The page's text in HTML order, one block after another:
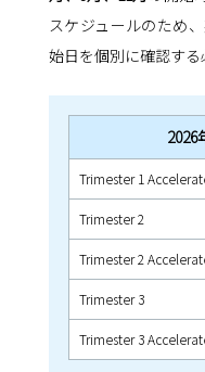
スケジュールのため
始日を個別に確認する
2026
Trimester 1
Trimester 2
Trimester 2
Trimester 3
Trimester 3